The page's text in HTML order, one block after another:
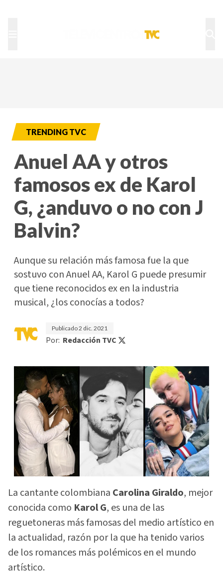
TRENDING TVC
Anuel AA y otros
famosos ex de Karol
G, ¿anduvo o no con J
Balvin?
Aunque su relación más famosa fue la que
sostuvo con Anuel AA, Karol G puede presumir
que tiene reconocidos ex en la industria
musical, ¿los conocías a todos?
Publicado2 dic. 2021
Por: Redacción TVC
La cantante colombiana Carolina Giraldo, mejor
conocida como Karol G, es una de las
reguetoneras más famosas del medio artístico en
la actualidad, razón por la que ha tenido varios
de los romances más polémicos en el mundo
artístico.